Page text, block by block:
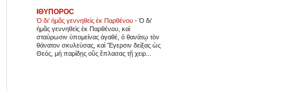
ΙΘΥΠΟΡΟC
Ὁ δι’ ἡμᾶς γεννηθεὶς ἐκ Παρθένου - Ὁ δι’
ἡμᾶς γεννηθεὶς ἐκ Παρθένου, καὶ
σταύρωσιν ὑπομείνας ἀγαθέ, ὁ θανάτῳ τὸν
θάνατον σκυλεύσας, καὶ Ἔγερσιν δείξας ὡς
Θεός, μὴ παρίδῃς οὓς ἔπλασας τῇ χειρ...